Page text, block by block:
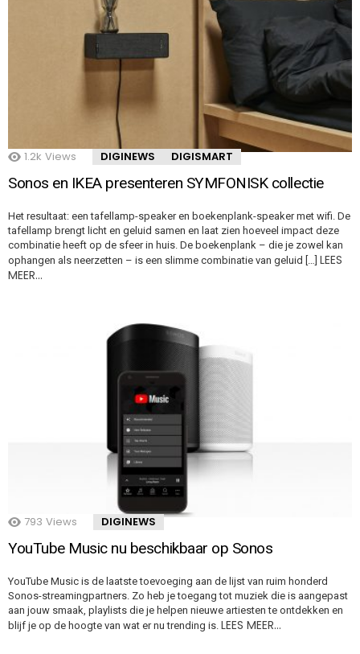
1.2k Views DIGINEWS DIGISMART
Sonos en IKEA presenteren SYMFONISK collectie
Het resultaat: een tafellamp-speaker en boekenplank-speaker met wifi. De
tafellamp brengt licht en geluid samen en laat zien hoeveel impact deze
combinatie heeft op de sfeer in huis. De boekenplank – die je zowel kan
ophangen als neerzetten – is een slimme combinatie van geluid […] LEES
MEER…
793 Views DIGINEWS
YouTube Music nu beschikbaar op Sonos
YouTube Music is de laatste toevoeging aan de lijst van ruim honderd
Sonos-streamingpartners. Zo heb je toegang tot muziek die is aangepast
aan jouw smaak, playlists die je helpen nieuwe artiesten te ontdekken en
blijf je op de hoogte van wat er nu trending is. LEES MEER…